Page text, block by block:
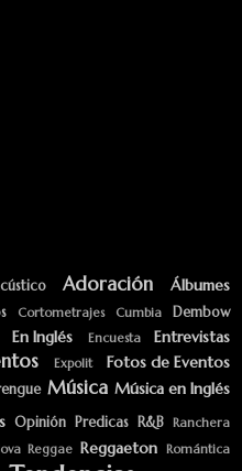
Adoración Álbumes
Cortometrajes Cumbia
Dembow
En Inglés Encuesta Entrevistas
Expolit
Fotos de Eventos
Música Música en Inglés
Opinión Predicas R&B Ranchera
Reggae Reggaeton Romántica